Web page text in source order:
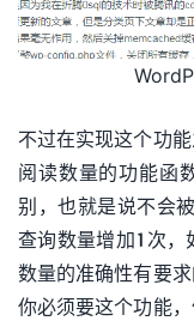
不过在实现这个功
阅读数量的功能函
别，也就是说不会
查询数量增加1次，
数量的准确性有要
你必须要这个功能